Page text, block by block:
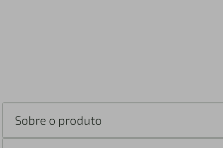
Sobre o produto